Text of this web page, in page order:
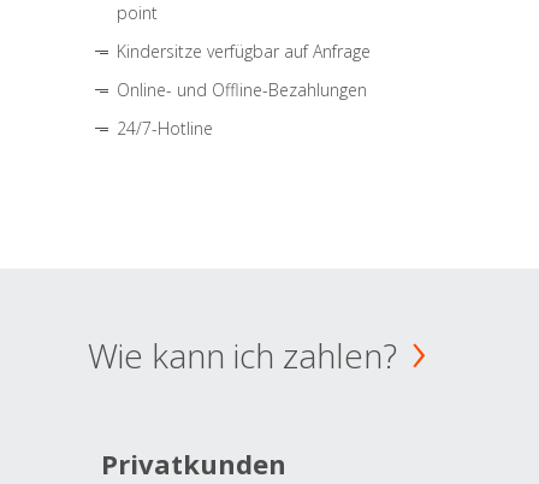
point
Kindersitze verfügbar auf Anfrage
Online- und Offline-Bezahlungen
24/7-Hotline
Wie kann ich zahlen?
Privatkunden